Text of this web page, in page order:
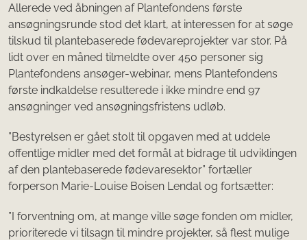
Allerede ved åbningen af Plantefondens første
ansøgningsrunde stod det klart, at interessen for at søge
tilskud til plantebaserede fødevareprojekter var stor. På
lidt over en måned tilmeldte over 450 personer sig
Plantefondens ansøger-webinar, mens Plantefondens
første indkaldelse resulterede i ikke mindre end 97
ansøgninger ved ansøgningsfristens udløb.
”Bestyrelsen er gået stolt til opgaven med at uddele
offentlige midler med det formål at bidrage til udviklingen
af den plantebaserede fødevaresektor” fortæller
forperson Marie-Louise Boisen Lendal og fortsætter:
”I forventning om, at mange ville søge fonden om midler,
prioriterede vi tilsagn til mindre projekter, så flest mulige